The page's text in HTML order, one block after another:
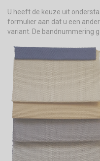
U heeft de keuze uit
formulier aan dat u een
variant. De bandnummering